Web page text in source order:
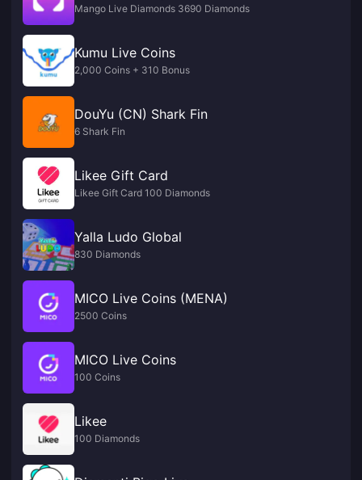
Mango Live Diamonds 3690 Diamonds
Kumu Live Coins
2,000 Coins + 310 Bonus
DouYu (CN) Shark Fin
6 Shark Fin
Likee Gift Card
Likee Gift Card 100 Diamonds
Yalla Ludo Global
830 Diamonds
MICO Live Coins (MENA)
2500 Coins
MICO Live Coins
100 Coins
Likee
100 Diamonds